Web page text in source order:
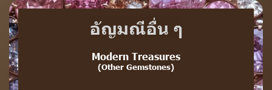
อัญมณีอื่น ๆ
Modern Treasures
(Other Gemstones)